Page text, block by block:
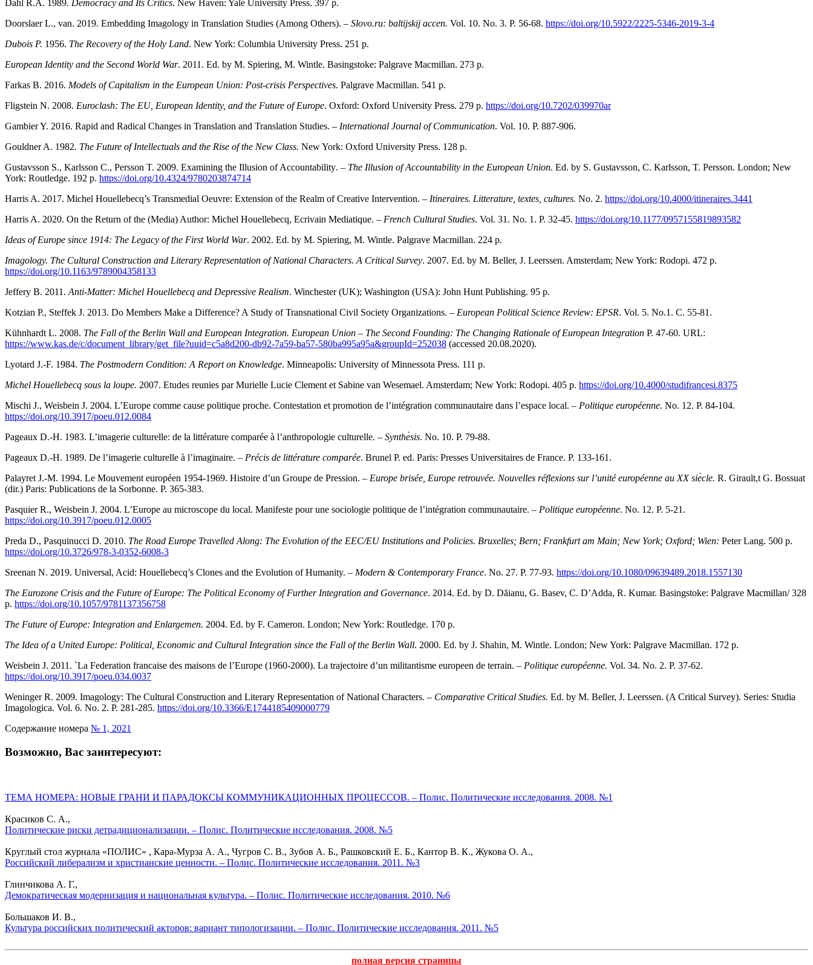
Dahl R.A. 1989. Democracy and Its Critics. New Haven: Yale University Press. 397 p.
Doorslaer L., van. 2019. Embedding Imagology in Translation Studies (Among Others). – Slovo.ru: baltijskij accen. Vol. 10. No. 3. Р. 56-68. https://doi.org/10.5922/2225-5346-2019-3-4
Dubois P. 1956. The Recovery of the Holy Land. New York: Columbia University Press. 251 p.
European Identity and the Second World War. 2011. Ed. by M. Spiering, M. Wintle. Basingstoke: Palgrave Macmillan. 273 р.
Farkas B. 2016. Models of Capitalism in the European Union: Post-crisis Perspectives. Palgrave Macmillan. 541 р.
Fligstein N. 2008. Euroclash: The EU, European Identity, and the Future of Europe. Oxford: Oxford University Press. 279 р. https://doi.org/10.7202/039970ar
Gambier Y. 2016. Rapid and Radical Changes in Translation and Translation Studies. – International Journal of Communication. Vol. 10. Р. 887-906.
Gouldner A. 1982. The Future of Intellectuals and the Rise of the New Class. New York: Oxford University Press. 128 р.
Gustavsson S., Karlsson C., Persson T. 2009. Examining the Illusion of Accountability. – The Illusion of Accountability in the European Union. Ed. by S. Gustavsson, C. Karlsson, T. Persson. London; New
York: Routledge. 192 р. https://doi.org/10.4324/9780203874714
Harris A. 2017. Michel Houellebecq’s Transmedial Oeuvre: Extension of the Realm of Creative Intervention. – Itineraires. Litterature, textes, cultures. No. 2. https://doi.org/10.4000/itineraires.3441
Harris A. 2020. On the Return of the (Media) Author: Michel Houellebecq, Ecrivain Mediatique. – French Cultural Studies. Vol. 31. No. 1. P. 32-45. https://doi.org/10.1177/0957155819893582
Ideas of Europe since 1914: The Legacy of the First World War. 2002. Ed. by M. Spiering, M. Wintle. Palgrave Macmillan. 224 p.
Imagology. The Cultural Construction and Literary Representation of National Characters. A Critical Survey. 2007. Ed. by M. Beller, J. Leerssen. Amsterdam; New York: Rodopi. 472 р.
https://doi.org/10.1163/9789004358133
Jeffery B. 2011. Anti-Matter: Michel Houellebecq and Depressive Realism. Winchester (UK); Washington (USA): John Hunt Publishing. 95 p.
Kotzian P., Steffek J. 2013. Do Members Make a Difference? A Study of Transnational Civil Society Organizations. – European Political Science Review: EPSR. Vol. 5. No.1. С. 55-81.
Kühnhardt L. 2008. The Fall of the Berlin Wall and European Integration. European Union – The Second Founding: The Changing Rationale of European Integration P. 47-60. URL:
https://www.kas.de/c/document_library/get_file?uuid=c5a8d200-db92-7a59-ba57-580ba995a95a&groupId=252038 (accessed 20.08.2020).
Lyotard J.-F. 1984. The Postmodern Condition: A Report on Knowledge. Minneapolis: University of Minnessota Press. 111 р.
Michel Houellebecq sous la loupe. 2007. Etudes reunies par Murielle Lucie Clement et Sabine van Wesemael. Amsterdam; New York: Rodopi. 405 p. https://doi.org/10.4000/studifrancesi.8375
Mischi J., Weisbein J. 2004. L’Europe comme cause politique proche. Contestation et promotion de l’intégration communautaire dans l’espace local. – Politique européenne. No. 12. P. 84-104.
https://doi.org/10.3917/poeu.012.0084
Pageaux D.-H. 1983. L’imagerie culturelle: de la littérature comparée à l’anthropologie culturelle. – Synthesis. No. 10. Р. 79-88.
Pageaux D.-H. 1989. De l’imagerie culturelle à l’imaginaire. – Précis de littérature comparée. Brunel P. ed. Paris: Presses Universitaires de France. P. 133-161.
Palayret J.-M. 1994. Le Mouvement européen 1954-1969. Histoire d’un Groupe de Pression. – Europe brisée, Europe retrouvée. Nouvelles réflexions sur l’unité européenne au XX siecle. R. Girault,t G. Bossuat
(dir.) Paris: Publications de la Sorbonne. Р. 365-383.
Pasquier R., Weisbein J. 2004. L’Europe au microscope du local. Manifeste pour une sociologie politique de l’intégration communautaire. – Politique européenne. No. 12. P. 5-21.
https://doi.org/10.3917/poeu.012.0005
Preda D., Pasquinucci D. 2010. The Road Europe Travelled Along: The Evolution of the EEC/EU Institutions and Policies. Bruxelles; Вern; Frankfurt am Main; New York; Oxford; Wien: Peter Lang. 500 р.
https://doi.org/10.3726/978-3-0352-6008-3
Sreenan N. 2019. Universal, Acid: Houellebecq’s Clones and the Evolution of Humanity. – Modern & Contemporary France. No. 27. Р. 77-93. https://doi.org/10.1080/09639489.2018.1557130
The Eurozone Crisis and the Future of Europe: The Political Economy of Further Integration and Governance. 2014. Ed. by D. Dăianu, G. Basev, C. D’Adda, R. Kumar. Basingstoke: Palgrave Macmillan/ 328
p. https://doi.org/10.1057/9781137356758
The Future of Europe: Integration and Enlargemen. 2004. Ed. by F. Cameron. London; New York: Routledge. 170 p.
The Idea of a United Europe: Political, Economic and Cultural Integration since the Fall of the Berlin Wall. 2000. Ed. by J. Shahin, M. Wintle. London; New York: Palgrave Macmillan. 172 p.
Weisbein J. 2011. `La Federation francaise des maisons de l’Europe (1960-2000). La trajectoire d’un militantisme europeen de terrain. – Politique européenne. Vol. 34. No. 2. P. 37-62.
https://doi.org/10.3917/poeu.034.0037
Weninger R. 2009. Imagology: The Cultural Construction and Literary Representation of National Characters. – Comparative Critical Studies. Ed. by M. Beller, J. Leerssen. (A Critical Survey). Series: Studia
Imagologica. Vol. 6. No. 2. P. 281-285. https://doi.org/10.3366/E1744185409000779
Содержание номера № 1, 2021
Возможно, Вас заинтересуют:
ТЕМА НОМЕРА: НОВЫЕ ГРАНИ И ПАРАДОКСЫ КОММУНИКАЦИОННЫХ ПРОЦЕССОВ. – Полис. Политические исследования. 2008. №1
Красиков С. А.,
Политические риски детрадиционализации. – Полис. Политические исследования. 2008. №5
Круглый стол журнала «ПОЛИС» , Кара-Мурза А. А., Чугров С. В., Зубов А. Б., Рашковский Е. Б., Кантор В. К., Жукова О. А.,
Российский либерализм и христианские ценности. – Полис. Политические исследования. 2011. №3
Глинчикова А. Г.,
Демократическая модернизация и национальная культура. – Полис. Политические исследования. 2010. №6
Большаков И. В.,
Культура российских политический акторов: вариант типологизации. – Полис. Политические исследования. 2011. №5
полная версия страницы